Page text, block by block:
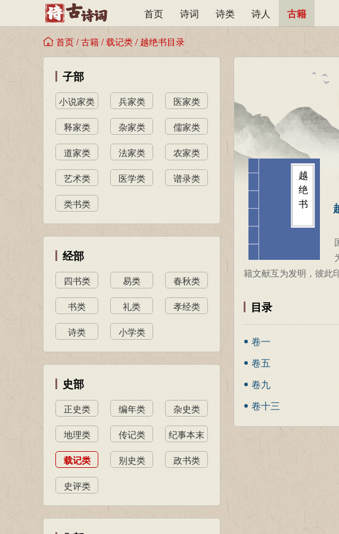
首页 诗词 诗类 诗人 古籍
首页/古籍/载记类/ 越绝书目录
越
绝
书
籍文献互为发明，彼此
目录
卷一
卷五
卷九
卷十三
子部
小说家类 兵家类 医家类
释家类 杂家类 儒家类
道家类 法家类 农家类
艺术类 医学类 谱录类
类书类
经部
四书类 易类 春秋类
书类 礼类 孝经类
诗类 小学类
史部
正史类 编年类 杂史类
地理类 传记类
纪事本末
类
载记类 别史类 政书类
史评类